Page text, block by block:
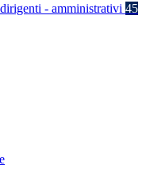
- amministrativi 45